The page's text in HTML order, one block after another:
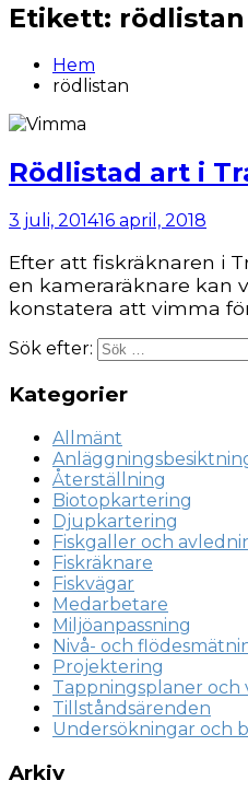
Etikett: rödlistan
Hem
rödlistan
Rödlistad art i
3 juli, 201416 april, 2018
Efter att fiskräknaren i
en kameraräknare kan
konstatera att vimma
Sök efter:
Kategorier
Allmänt
Återställning
Biotopkartering
Djupkartering
Fiskgaller och
Fiskräknare
Fiskvägar
Medarbetare
Miljöanpassning
Nivå- och
Projektering
Tappningsplaner
Tillståndsärenden
Undersökningar och
Arkiv